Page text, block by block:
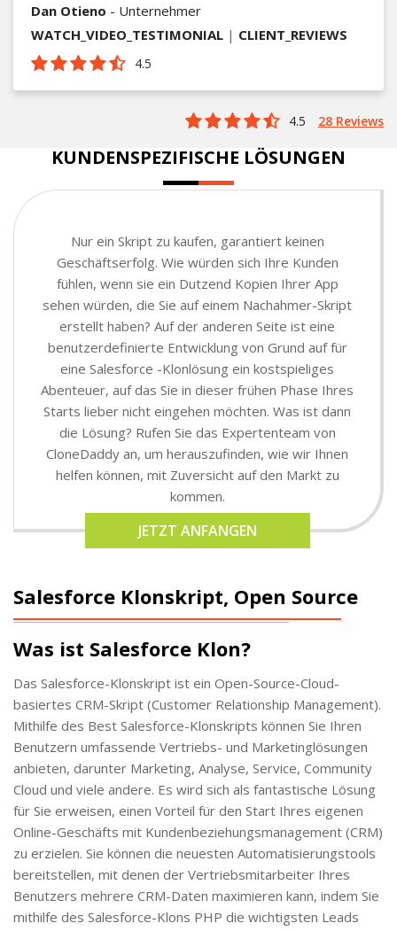
Dan Otieno - Unternehmer
WATCH_VIDEO_TESTIMONIAL | CLIENT_REVIEWS
4.5
4.5 28 Reviews
KUNDENSPEZIFISCHE LÖSUNGEN
Nur ein Skript zu kaufen, garantiert keinen
Geschäftserfolg. Wie würden sich Ihre Kunden
fühlen, wenn sie ein Dutzend Kopien Ihrer App
sehen würden, die Sie auf einem Nachahmer-Skript
erstellt haben? Auf der anderen Seite ist eine
benutzerdefinierte Entwicklung von Grund auf für
eine Salesforce -Klonlösung ein kostspieliges
Abenteuer, auf das Sie in dieser frühen Phase Ihres
Starts lieber nicht eingehen möchten. Was ist dann
die Lösung? Rufen Sie das Expertenteam von
CloneDaddy an, um herauszufinden, wie wir Ihnen
helfen können, mit Zuversicht auf den Markt zu
kommen.
JETZT ANFANGEN
Salesforce Klonskript, Open Source
Was ist Salesforce Klon?
Das Salesforce-Klonskript ist ein Open-Source-Cloud-
basiertes CRM-Skript (Customer Relationship Management).
Mithilfe des Best Salesforce-Klonskripts können Sie Ihren
Benutzern umfassende Vertriebs- und Marketinglösungen
anbieten, darunter Marketing, Analyse, Service, Community
Cloud und viele andere. Es wird sich als fantastische Lösung
für Sie erweisen, einen Vorteil für den Start Ihres eigenen
Online-Geschäfts mit Kundenbeziehungsmanagement (CRM)
zu erzielen. Sie können die neuesten Automatisierungstools
bereitstellen, mit denen der Vertriebsmitarbeiter Ihres
Benutzers mehrere CRM-Daten maximieren kann, indem Sie
mithilfe des Salesforce-Klons PHP die wichtigsten Leads